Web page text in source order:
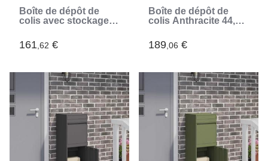
Boîte de dépôt de
colis avec stockage
cm (Noir)
161,62 €
Boîte de dépôt de
colis Anthracite 44,5 x
(Gris)
189,06 €